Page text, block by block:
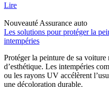
Lire
Nouveauté Assurance auto
Les solutions pour protéger la
intempéries
Protéger la peinture de sa voiture
d’esthétique. Les intempéries
ou les rayons UV accélèrent
une décoloration durable.